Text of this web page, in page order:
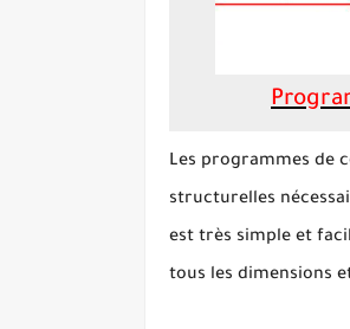
Les programmes de
structurelles
est très simple et
tous les dimensions